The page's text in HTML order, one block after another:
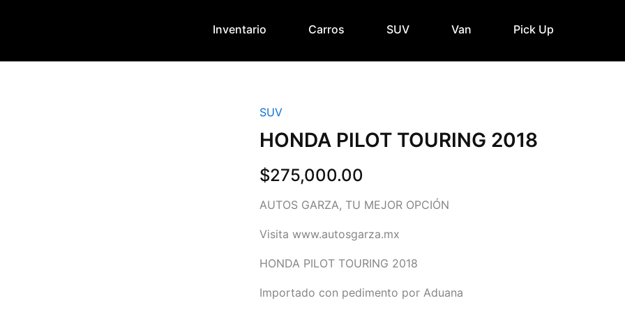
Inventario Carros SUV Van Pick Up
SUV
HONDA PILOT TOURING 2018
$275,000.00
AUTOS GARZA, TU MEJOR OPCIÓN
Visita www.autosgarza.mx
HONDA PILOT TOURING 2018
Importado con pedimento por Aduana